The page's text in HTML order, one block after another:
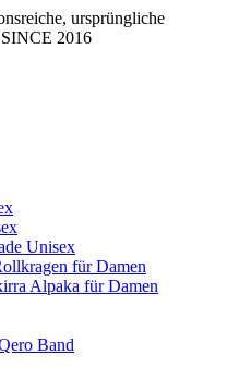
ursprüngliche
2016
Unisex
für Damen
Alpaka für Damen
Band